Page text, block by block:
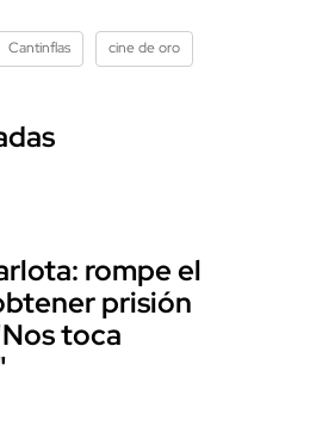
Cantinflas cine de oro
rompe el
prisión
toca